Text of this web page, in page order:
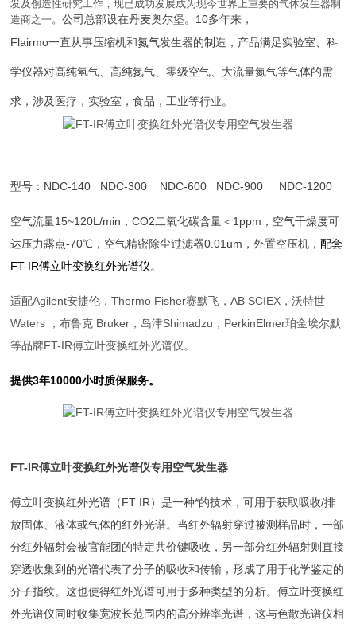
发及创造性研究工作，现已成功发展成为现今世界上重要的气体发生器制
造商之一。公司总部设在丹麦奥尔堡。 10多年来，
Flairmo一直从事压缩机和氮气发生器的制造，产品满足实验室、科
学仪器对高纯氢气、高纯氮气、零级空气、大流量氮气等气体的需
求，涉及医疗，实验室，食品，工业等行业。
型号： NDC-140 NDC-300 NDC-600 NDC-900 NDC-1200
空气流量15~120L/min ，CO2二氧化碳含量＜ 1ppm ，空气干燥度可
达压力露点-70℃，空气精密除尘过滤器0.01um ，外置空压机，配套
FT-IR傅立叶变换红外光谱仪。
适配Agilent安捷伦，Thermo Fisher赛默飞，AB SCIEX ，沃特世
Waters
，布鲁克 Bruker ，岛津Shimadzu ， PerkinElmer珀金埃尔默
等品牌FT-IR傅立叶变换红外光谱仪。
提供3年10000小时质保服务。
FT-IR傅立叶变换红外光谱仪专用空气发生器
傅立叶变换红外光谱（FT IR）是一种*的技术，可用于获取吸收/排
放固体、液体或气体的红外光谱。当红外辐射穿过被测样品时，一部
分红外辐射会被官能团的特定共价键吸收，另一部分红外辐射则直接
穿透收集到的光谱代表了分子的吸收和传输，形成了用于化学鉴定的
分子指纹。这也使得红外光谱可用于多种类型的分析。傅立叶变换红
外光谱仪同时收集宽波长范围内的高分辨率光谱，这与色散光谱仪相